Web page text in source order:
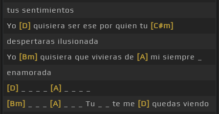
tus sentimientos
Yo [D] quisiera ser ese por quien tu [C#m]
despertaras ilusionada
Yo [Bm] quisiera que vivieras de [A] mi siempre _
enamorada
[D]
[A]
[Bm]
[A] _ _ _ Tu _ _ te me [D] quedas viendo